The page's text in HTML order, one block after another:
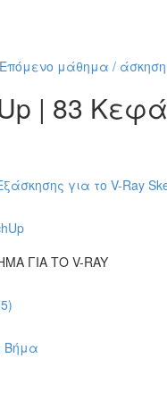
Επόμενο μάθημα / άσκηση
| 83
για το V-Ray
ΓΙΑ ΤΟ V-RAY
Βήμα